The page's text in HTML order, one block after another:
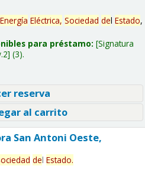
Energía Eléctrica, Sociedad del Estado,
para préstamo: Signatura
(3).
reserva
al carrito
San Antoni Oeste,
del Estado.